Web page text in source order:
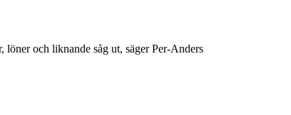
och liknande såg ut, säger Per-Anders